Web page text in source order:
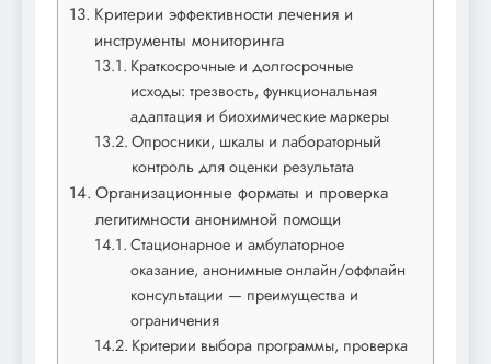
Критерии эффективности лечения и
инструменты мониторинга
Краткосрочные и долгосрочные
исходы: трезвость, функциональная
адаптация и биохимические маркеры
Опросники, шкалы и лабораторный
контроль для оценки результата
Организационные форматы и проверка
легитимности анонимной помощи
Стационарное и амбулаторное
оказание, анонимные онлайн/оффлайн
консультации — преимущества и
ограничения
Критерии выбора программы, проверка